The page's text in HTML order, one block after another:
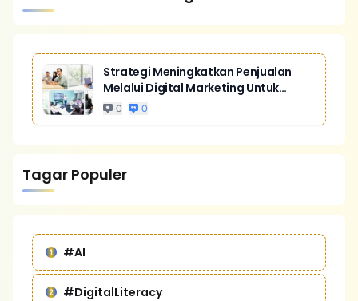
Strategi Meningkatkan Penjualan
Melalui Digital Marketing Untuk
Bisnis Yang Lebih Kompetitif
0 0
Tagar Populer
#AI
#DigitalLiteracy